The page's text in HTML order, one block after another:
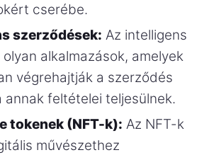
cserébe.
szerződések: Az intelligens
alkalmazások, amelyek
végrehajtják a szerződés
feltételei teljesülnek.
tokenek (NFT-k): Az NFT-k
művészethez